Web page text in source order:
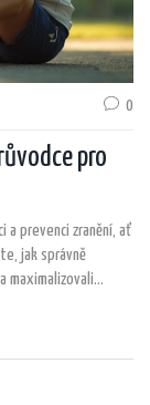
0
pro
a prevenci zranění, ať
jak správně
maximalizovali